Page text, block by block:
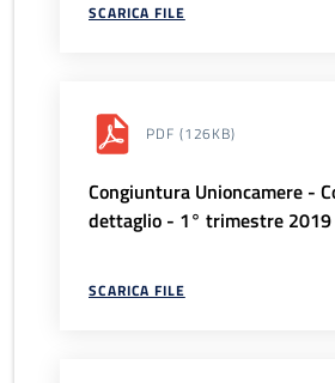
SCARICA FILE
PDF (126KB)
Congiuntura Unioncamere -
dettaglio - 1° trimestre 2019
SCARICA FILE